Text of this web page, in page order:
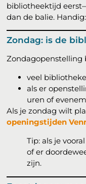
bibliotheektijd
dan de balie.
Zondag: is de
Zondagopenstelling
veel
als er
uren of
Als je zondag wilt
openingstijden
Tip: als je
of er
zijn.